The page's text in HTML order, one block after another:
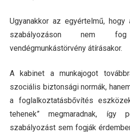
Ugyanakkor az egyértelmű,
szabályozáson nem
vendégmunkástörvény átírásakor.
A kabinet a munkajogot
szociális biztonsági normák,
a foglalkoztatásbővítés
tehenek” megmaradnak, így
szabályozást sem fogják